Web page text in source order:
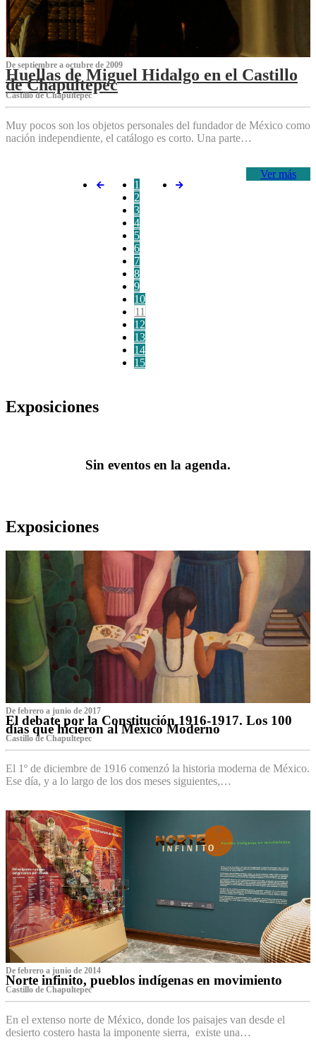
De septiembre a octubre de 2009
Huellas de Miguel Hidalgo en el Castillo
de Chapultepec
Castillo de Chapultepec
Muy pocos son los objetos personales del fundador de México como
nación independiente, el catálogo es corto. Una parte…
Ver más
1
2
3
4
5
6
7
8
9
10
11
12
13
14
15
Exposiciones
Sin eventos en la agenda.
Exposiciones
De febrero a junio de 2017
El debate por la Constitución 1916-1917. Los 100
días que hicieron al México Moderno
Castillo de Chapultepec
El 1º de diciembre de 1916 comenzó la historia moderna de México.
Ese día, y a lo largo de los dos meses siguientes,…
De febrero a junio de 2014
Norte infinito, pueblos indígenas en movimiento
Castillo de Chapultepec
En el extenso norte de México, donde los paisajes van desde el
desierto costero hasta la imponente sierra, existe una…